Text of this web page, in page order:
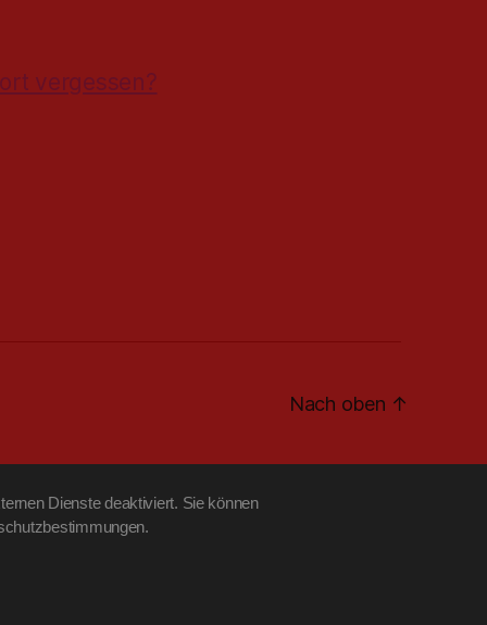
vergessen?
Nach oben ↑
Dienste deaktiviert. Sie können